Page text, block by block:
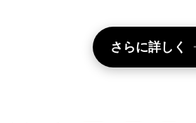
さらに詳しく